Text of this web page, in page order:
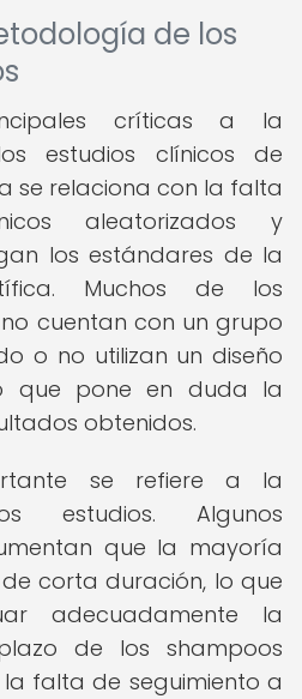
de los
críticas a la
estudios clínicos de
se relaciona con la falta
aleatorizados y
los estándares de la
Muchos de los
cuentan con un grupo
o no utilizan un diseño
que pone en duda la
obtenidos.
se refiere a la
estudios. Algunos
que la mayoría
corta duración, lo que
adecuadamente la
de los shampoos
falta de seguimiento a